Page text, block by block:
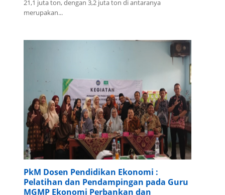
Sistem Informasi Pengelolaan Sampah Nasional (SIPSN)
Kementerian Lingkungan Hidup dan Kehutanan (KLHK),